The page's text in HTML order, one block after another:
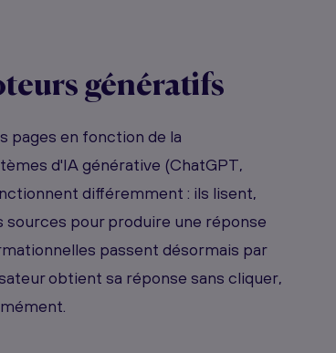
génératifs
pages en fonction de la
d'IA générative (ChatGPT,
différemment : ils lisent,
pour produire une réponse
passent désormais par
obtient sa réponse sans cliquer,